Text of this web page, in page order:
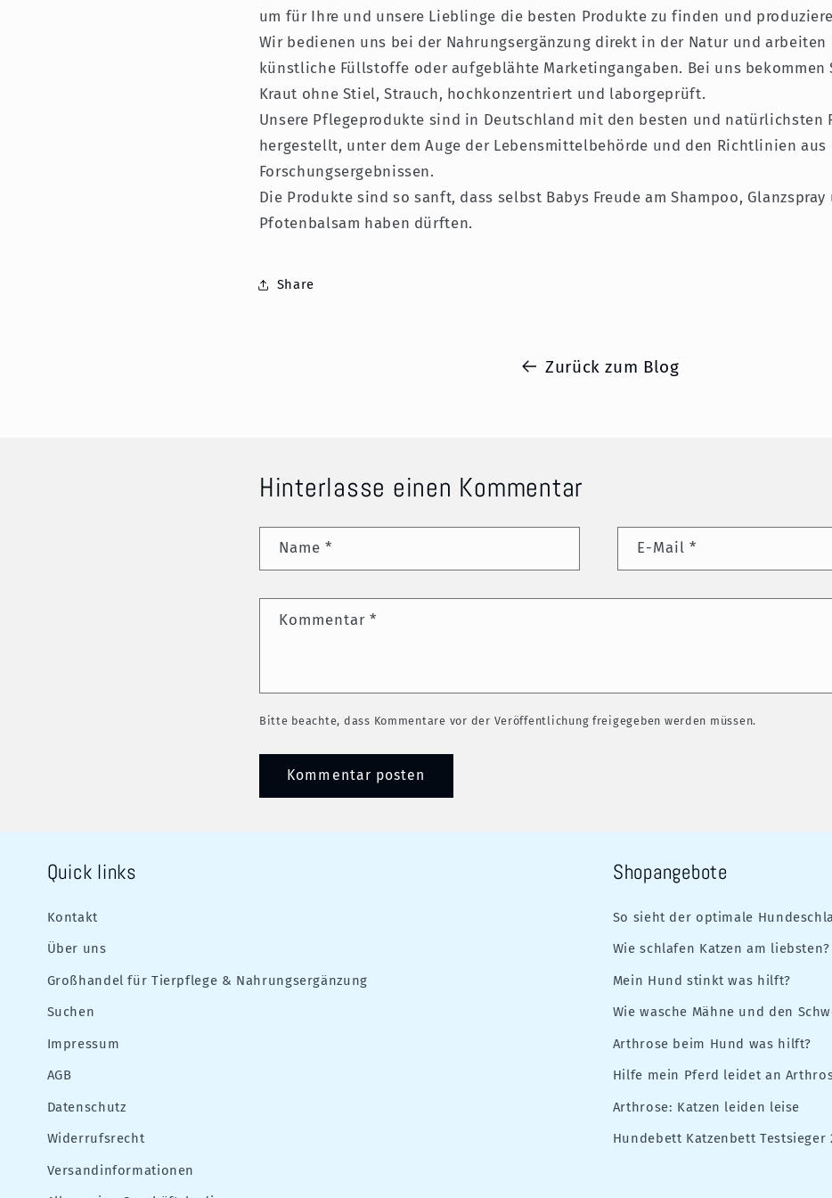
um für Ihre und unsere Lieblinge die besten Produkte zu finden und
Wir bedienen uns bei der Nahrungsergänzung direkt in der Natur und arbeiten
künstliche Füllstoffe oder aufgeblähte Marketingangaben. Bei uns bekommen
Kraut ohne Stiel, Strauch, hochkonzentriert und laborgeprüft.
Unsere Pflegeprodukte sind in Deutschland mit den besten und natürlichsten
hergestellt, unter dem Auge der Lebensmittelbehörde und den Richtlinien aus
Forschungsergebnissen.
Die Produkte sind so sanft, dass selbst Babys Freude am Shampoo, Glanzspray
Pfotenbalsam haben dürften.
Share
Zurück zum Blog
Hinterlasse einen Kommentar
Name* E-Mail*
Kommentar*
Bitte beachte, dass Kommentare vor der Veröffentlichung freigegeben werden müssen.
Quick links
Kontakt
Über uns
Großhandel für Tierpflege & Nahrungsergänzung
Suchen
Impressum
AGB
Datenschutz
Widerrufsrecht
Versandinformationen
Shopangebote
So sieht der optimale
Wie schlafen Katzen am liebsten?
Mein Hund stinkt was hilft?
Wie wasche Mähne und den
Arthrose beim Hund was hilft?
Hilfe mein Pferd leidet an
Arthrose: Katzen leiden leise
Hundebett Katzenbett Testsieger